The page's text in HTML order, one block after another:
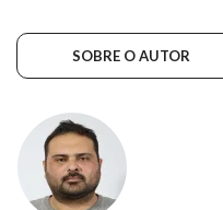
SOBRE O AUTOR